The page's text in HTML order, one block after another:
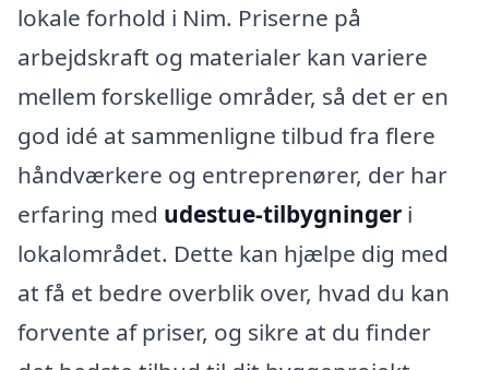
lokale forhold i Nim. Priserne på
arbejdskraft og materialer kan variere
mellem forskellige områder, så det er en
god idé at sammenligne tilbud fra flere
håndværkere og entreprenører, der har
erfaring med udestue-tilbygninger i
lokalområdet. Dette kan hjælpe dig med
at få et bedre overblik over, hvad du kan
forvente af priser, og sikre at du finder